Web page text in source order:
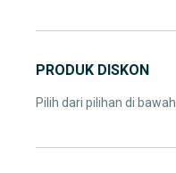
PRODUK DISKON
Pilih dari pilihan di bawah